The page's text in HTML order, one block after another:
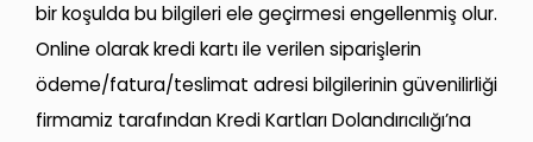
bir koşulda bu bilgileri ele geçirmesi engellenmiş olur.
Online olarak kredi kartı ile verilen siparişlerin
ödeme/fatura/teslimat adresi bilgilerinin güvenilirliği
firmamiz tarafından Kredi Kartları Dolandırıcılığı’na